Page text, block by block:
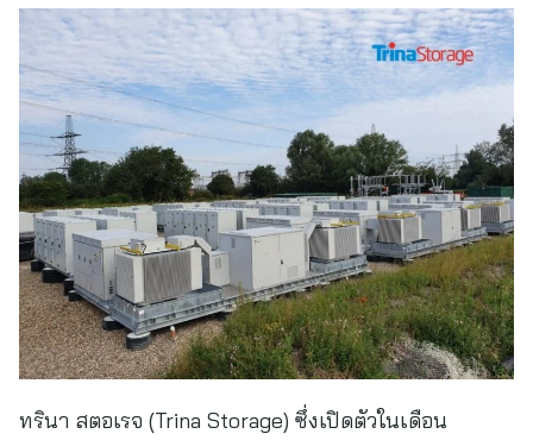
ทรินา สตอเรจ (Trina Storage) ซึ่งเปิดตัวในเดือน